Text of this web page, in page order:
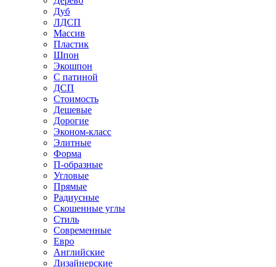
Дуб
ЛДСП
Массив
Пластик
Шпон
Экошпон
С патиной
ДСП
Стоимость
Дешевые
Дорогие
Эконом-класс
Элитные
Форма
П-образные
Угловые
Прямые
Радиусные
Скошенные углы
Стиль
Современные
Евро
Английские
Дизайнерские